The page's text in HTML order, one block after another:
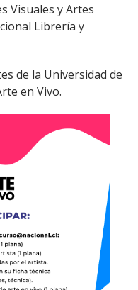
Visuales y Artes
Librería y
de la Universidad de
en Vivo.